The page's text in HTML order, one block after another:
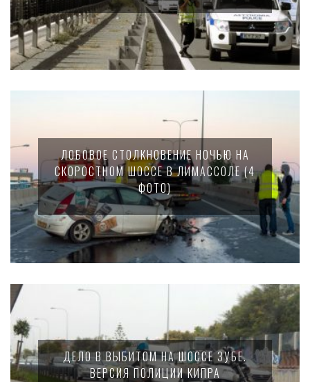
ЛОБОВОЕ СТОЛКНОВЕНИЕ НОЧЬЮ НА
СКОРОСТНОМ ШОССЕ В ЛИМАССОЛЕ (4
ФОТО)
ДЕЛО В ВЫБИТОМ НА ШОССЕ ЗУБЕ.
ВЕРСИЯ ПОЛИЦИИ КИПРА